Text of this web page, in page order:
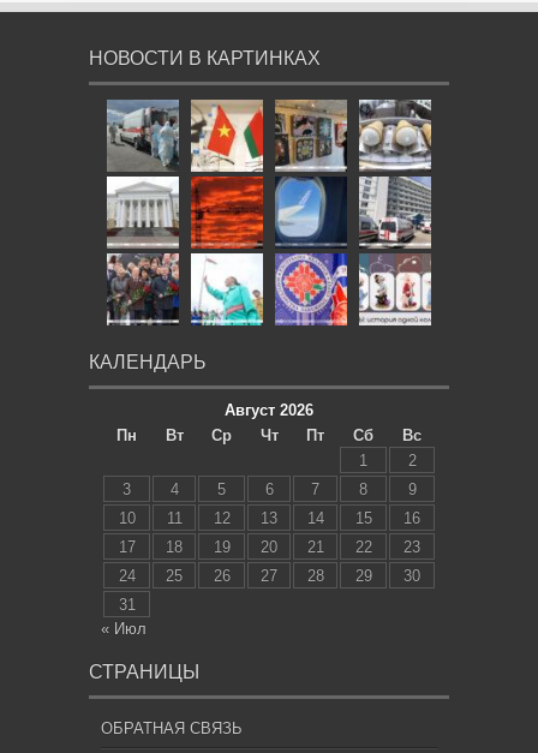
НОВОСТИ В КАРТИНКАХ
КАЛЕНДАРЬ
Август 2026
Пн
Вт Ср Чт Пт Сб
Вс
1
2
3
4 5 6 7 8
9
10
11 12 13 14 15
16
17
18 19 20 21 22
23
24
25 26 27 28 29
30
31
« Июл
СТРАНИЦЫ
ОБРАТНАЯ СВЯЗЬ